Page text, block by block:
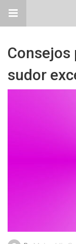
Consejos
sudor